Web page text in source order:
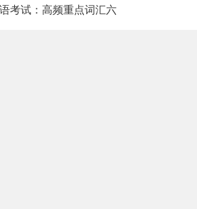
考试：高频重点词汇六